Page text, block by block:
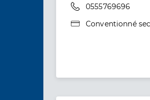
Téléphone
0555769696
Type de
Conventionné